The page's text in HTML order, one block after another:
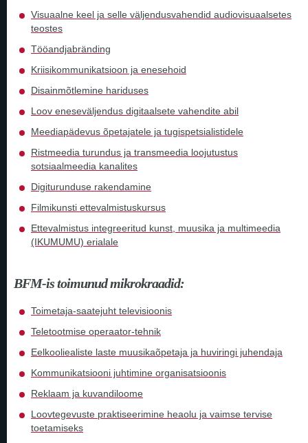
Visuaalne keel ja selle väljendusvahendid audiovisuaalsetes
teostes
Tööandjabränding
Kriisikommunikatsioon ja enesehoid
Disainmõtlemine hariduses
Loov eneseväljendus digitaalsete vahendite abil
Meediapädevus õpetajatele ja tugispetsialistidele
Ristmeedia turundus ja transmeedia loojutustus
sotsiaalmeedia kanalites
Digiturunduse rakendamine
Filmikunsti ettevalmistuskursus
Ettevalmistus integreeritud kunst, muusika ja multimeedia
(IKUMUMU) erialale
BFM-is toimunud mikrokraadid:
Toimetaja-saatejuht televisioonis
Teletootmise operaator-tehnik
Eelkooliealiste laste muusikaõpetaja ja huviringi juhendaja
Kommunikatsiooni juhtimine organisatsioonis
Reklaam ja kuvandiloome
Loovtegevuste praktiseerimine heaolu ja vaimse tervise
toetamiseks